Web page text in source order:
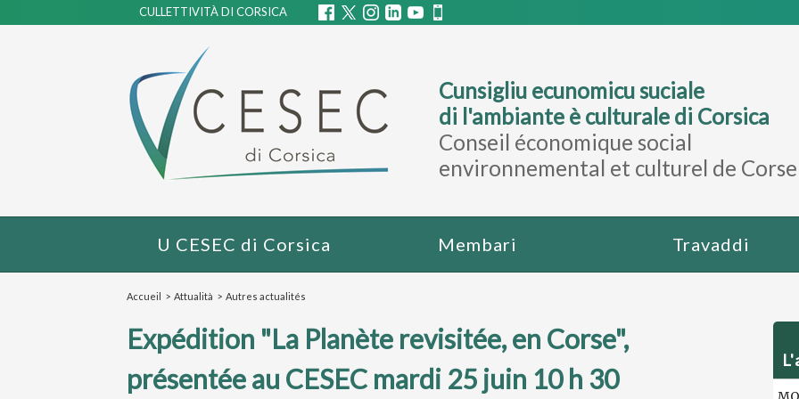
CULLETTIVITÀ DI CORSICA
Cunsigliu ecunomicu suciale
di l'ambiante è culturale di Corsica
Conseil économique social
environnemental et culturel de Corse
U CESEC di Corsica Membari Travaddi
Accueil > Attualità > Autres actualités
Expédition "La Planète revisitée, en Corse",
présentée au CESEC mardi 25 juin 10 h 30